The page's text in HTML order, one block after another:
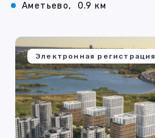
​Аметьево, 0.9 км
Электронная регистрация